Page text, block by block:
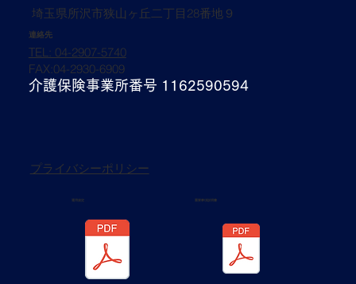
埼玉県所沢市狭山ヶ丘二丁目28番地９
連絡先
TEL: 04-2907-5740
FAX:04-2930-6909
介護保険事業所番号 1162590594
運用規定
プライバシーポリシー
重要事項説明書